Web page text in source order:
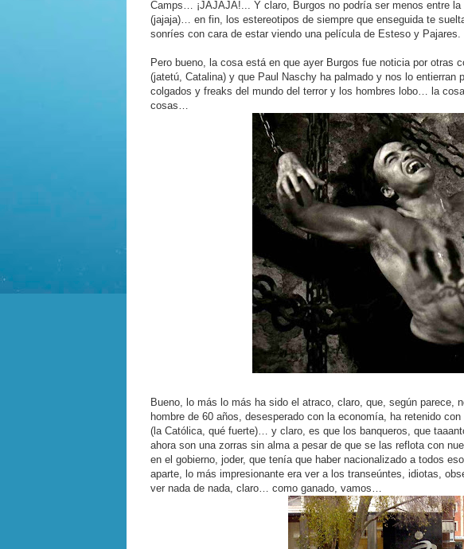
Camps… ¡JAJAJA!... Y claro, Burgos no podría ser menos entre
(jajaja)… en fin, los estereotipos de siempre que enseguida te
sonríes con cara de estar viendo una película de Esteso y Pajares.
Pero bueno, la cosa está en que ayer Burgos fue noticia por otras
(jatetú, Catalina) y que Paul Naschy ha palmado y nos lo entierran
colgados y freaks del mundo del terror y los hombres lobo… la
cosas…
Bueno, lo más lo más ha sido el atraco, claro, que, según
hombre de 60 años, desesperado con la economía, ha retenido
(la Católica, qué fuerte)… y claro, es que los banqueros, que
ahora son una zorras sin alma a pesar de que se las reflota con
en el gobierno, joder, que tenía que haber nacionalizado a todos
aparte, lo más impresionante era ver a los transeúntes, idiotas,
ver nada de nada, claro… como ganado, vamos…